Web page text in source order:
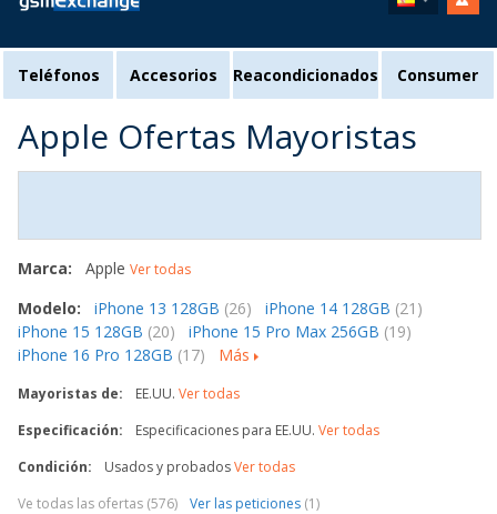
Teléfonos Accesorios Reacondicionados Consumer
Apple Ofertas Mayoristas
Marca: Apple Ver todas
Modelo: iPhone 13 128GB (26) iPhone 14 128GB (21)
iPhone 15 128GB (20) iPhone 15 Pro Max 256GB (19)
iPhone 16 Pro 128GB (17) Más
Mayoristas de: EE.UU. Ver todas
Especificación:
Especificaciones para EE.UU. Ver todas
Condición:
Usados y probadosVer todas
Ve todas las ofertas (576)
Ver las peticiones (1)